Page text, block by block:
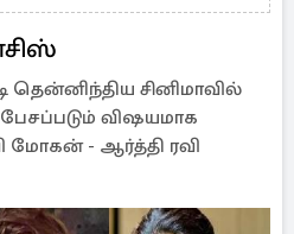
தென்னிந்திய சினிமாவில்
விஷயமாக
மோகன் - ஆர்த்தி ரவி